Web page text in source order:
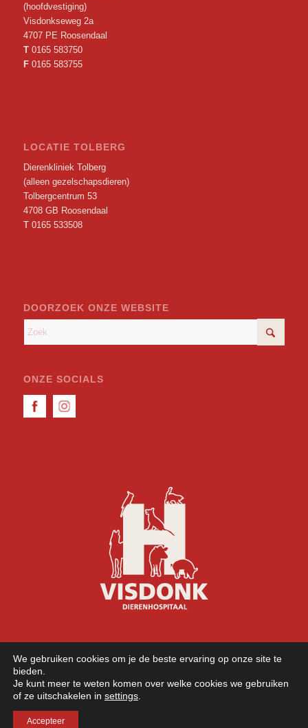
(hoofdvestiging)
Visdonkseweg 2a
4707 PE Roosendaal
T 0165 583750
F 0165 583755
LOCATIE TOLBERG
Dierenkliniek Tolberg
(alleen gezelschapsdieren)
Tolbergcentrum 53
4708 GB Roosendaal
T 0165 533508
DOORZOEK ONZE WEBSITE
ONZE SOCIALS
Gezelschapsdieren
We gebruiken cookies om je de beste ervaring op onze site te
bieden.
Je kunt meer te weten komen over welke cookies we gebruiken
of ze uitschakelen in settings
Accepteer